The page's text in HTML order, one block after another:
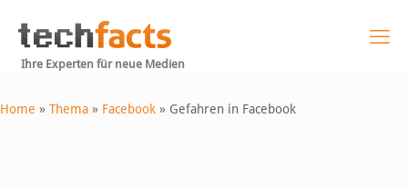
Ihre Experten für neue Medien
Home » Thema » Facebook » Gefahren in Facebook